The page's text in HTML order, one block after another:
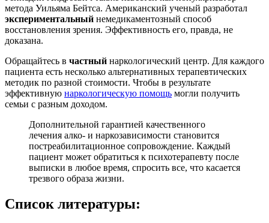
метода Уильяма Бейтса. Американский ученый разработал
экспериментальный немедикаментозный способ
восстановления зрения. Эффективность его, правда, не
доказана.
Обращайтесь в частный наркологический центр. Для каждого
пациента есть несколько альтернативных терапевтических
методик по разной стоимости. Чтобы в результате
эффективную наркологическую помощь могли получить
семьи с разным доходом.
Дополнительной гарантией качественного
лечения алко- и наркозависимости становится
постреабилитационное сопровождение. Каждый
пациент может обратиться к психотерапевту после
выписки в любое время, спросить все, что касается
трезвого образа жизни.
Список литературы: